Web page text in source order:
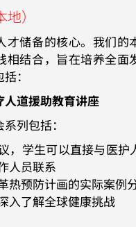
）
才储备的核心。我们的
相结合，旨在培养全面
：
道援助教育讲座
列包括：
，学生可以直接与医护
人员联系
热预防计画的实际案例
入了解全球健康挑战